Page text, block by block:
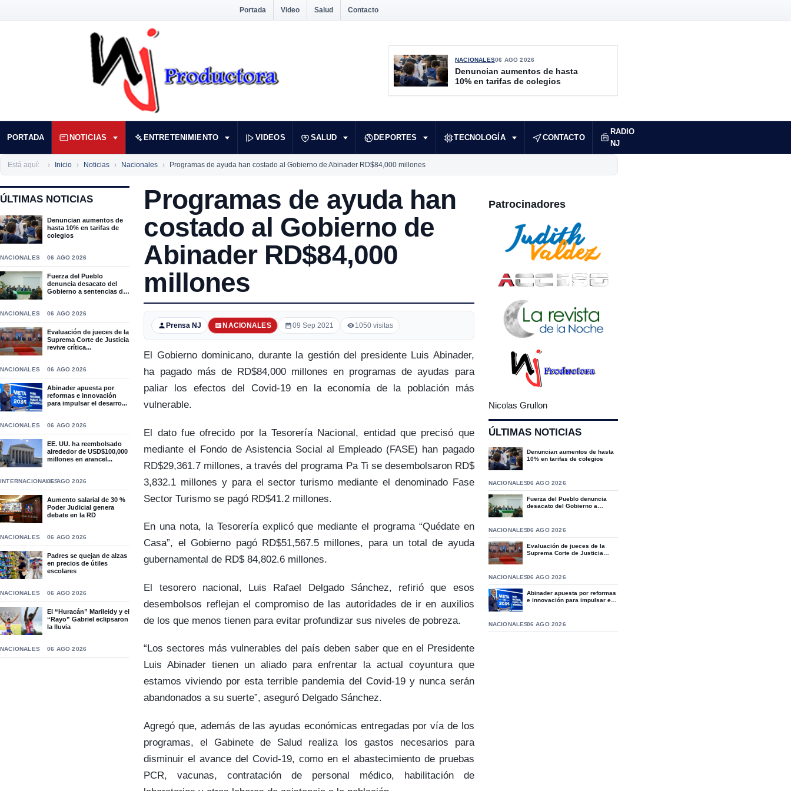
Portada Video Salud Contacto
NACIONALES06 AGO 2026
Denuncian aumentos de hasta
10% en tarifas de colegios
PORTADA NOTICIAS ENTRETENIMIENTO VIDEOS SALUD DEPORTES TECNOLOGÍA CONTACTO
RADIO
NJ
Está aquí: Inicio Noticias Nacionales Programas de ayuda han costado al Gobierno de Abinader RD$84,000 millones
ÚLTIMAS NOTICIAS
Denuncian aumentos de
hasta 10% en tarifas de
colegios
NACIONALES 06 AGO 2026
Fuerza del Pueblo
denuncia desacato del
Gobierno a sentencias del
NACIONALES 06 AGO 2026
Evaluación de jueces de la
Suprema Corte de Justicia
revive crítica...
NACIONALES 06 AGO 2026
Abinader apuesta por
reformas e innovación
para impulsar el desarro...
NACIONALES 06 AGO 2026
EE. UU. ha reembolsado
alrededor de USD$100,000
millones en arancel...
INTERNACIONALES06 AGO 2026
Aumento salarial de 30 %
Poder Judicial genera
debate en la RD
NACIONALES 06 AGO 2026
Padres se quejan de alzas
en precios de útiles
escolares
NACIONALES 06 AGO 2026
El “Huracán” Marileidy y el
“Rayo” Gabriel eclipsaron
la lluvia
NACIONALES 06 AGO 2026
Programas de ayuda han
costado al Gobierno de
Abinader RD$84,000
millones
Prensa NJ NACIONALES 09 Sep 2021 1050 visitas
El Gobierno dominicano, durante la gestión del presidente Luis Abinader,
ha pagado más de RD$84,000 millones en programas de ayudas para
paliar los efectos del Covid-19 en la economía de la población más
vulnerable.
El dato fue ofrecido por la Tesorería Nacional, entidad que precisó que
mediante el Fondo de Asistencia Social al Empleado (FASE) han pagado
RD$29,361.7 millones, a través del programa Pa Ti se desembolsaron RD$
3,832.1 millones y para el sector turismo mediante el denominado Fase
Sector Turismo se pagó RD$41.2 millones.
En una nota, la Tesorería explicó que mediante el programa “Quédate en
Casa”, el Gobierno pagó RD$51,567.5 millones, para un total de ayuda
gubernamental de RD$ 84,802.6 millones.
El tesorero nacional, Luis Rafael Delgado Sánchez, refirió que esos
desembolsos reflejan el compromiso de las autoridades de ir en auxilios
de los que menos tienen para evitar profundizar sus niveles de pobreza.
“Los sectores más vulnerables del país deben saber que en el Presidente
Luis Abinader tienen un aliado para enfrentar la actual coyuntura que
estamos viviendo por esta terrible pandemia del Covid-19 y nunca serán
abandonados a su suerte”, aseguró Delgado Sánchez.
Agregó que, además de las ayudas económicas entregadas por vía de los
programas, el Gabinete de Salud realiza los gastos necesarios para
disminuir el avance del Covid-19, como en el abastecimiento de pruebas
PCR, vacunas, contratación de personal médico, habilitación de
Patrocinadores
Nicolas Grullon
ÚLTIMAS NOTICIAS
Denuncian aumentos de hasta
10% en tarifas de colegios
NACIONALES06 AGO 2026
Fuerza del Pueblo denuncia
desacato del Gobierno a
NACIONALES06 AGO 2026
Evaluación de jueces de la
Suprema Corte de Justicia
NACIONALES06 AGO 2026
Abinader apuesta por reformas
e innovación para impulsar el
NACIONALES06 AGO 2026